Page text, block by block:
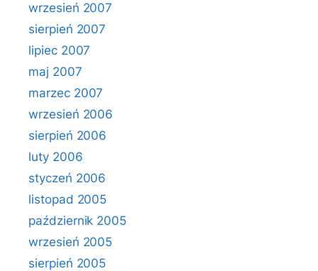
wrzesień 2007
sierpień 2007
lipiec 2007
maj 2007
marzec 2007
wrzesień 2006
sierpień 2006
luty 2006
styczeń 2006
listopad 2005
październik 2005
wrzesień 2005
sierpień 2005